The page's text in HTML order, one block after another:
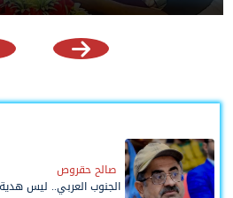
صالح حقروص
الجنوب العربي.. ليس